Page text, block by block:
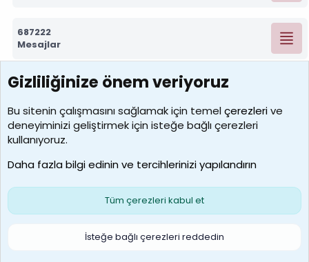
687222
Mesajlar
7388
Kullanıcılar
borabekirogluu
Son üye
Çerezler
S
Gizliliğinize önem veriyoruz
Bu sitenin çalışmasını sağlamak için temelçerezlerive
deneyiminizi geliştirmek için isteğe bağlı çerezleri
kullanıyoruz.
Daha fazla bilgi edinin ve tercihlerinizi yapılandırın
Tüm çerezleri kabul et
İsteğe bağlı çerezleri reddedin